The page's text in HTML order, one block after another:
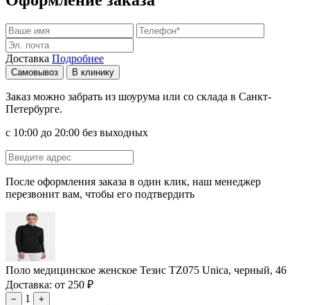
Доставка Подробнее
Самовывоз В клинику
Заказ можно забрать из шоурума или со склада в Санкт-
Петербурге.
с 10:00 до 20:00 без выходных
После оформления заказа в один клик, наш менеджер
перезвонит вам, чтобы его подтвердить
Поло медицинское женское Тезис TZ075 Unica, черный, 46
Доставка: от 250 ₽
− 1 +